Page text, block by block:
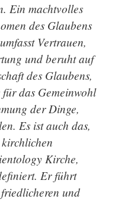
Ein machtvolles
des Glaubens
Vertrauen,
und beruht auf
des Glaubens,
für das Gemeinwohl
der Dinge,
Es ist auch das,
Kirche,
Er führt
und